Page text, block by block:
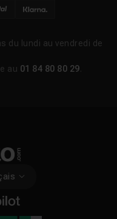
du lundi au vendredi de
au 01 84 80 80 29